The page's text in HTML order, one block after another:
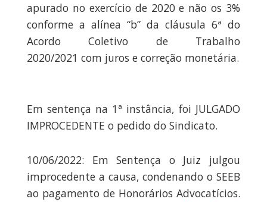
apurado no exercício de 2020 e não os 3%
conforme a alínea “b” da cláusula 6ª do
Acordo Coletivo de Trabalho
2020/2021 com juros e correção monetária.
Em sentença na 1ª instância, foi JULGADO
IMPROCEDENTE o pedido do Sindicato.
10/06/2022: Em Sentença o Juiz julgou
improcedente a causa, condenando o SEEB
ao pagamento de Honorários Advocatícios.